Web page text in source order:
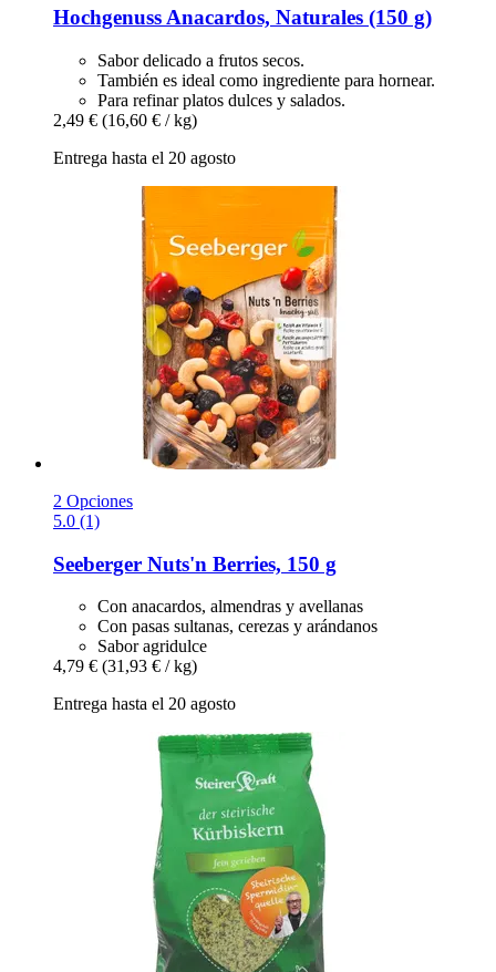
Hochgenuss Anacardos, Naturales (150 g)
Sabor delicado a frutos secos.
También es ideal como ingrediente para hornear.
Para refinar platos dulces y salados.
2,49 € (16,60 € / kg)
Entrega hasta el 20 agosto
2 Opciones
5.0 (1)
Seeberger Nuts'n Berries, 150 g
Con anacardos, almendras y avellanas
Con pasas sultanas, cerezas y arándanos
Sabor agridulce
4,79 € (31,93 € / kg)
Entrega hasta el 20 agosto